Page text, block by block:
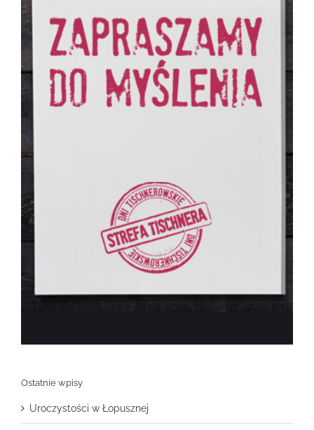
Ostatnie wpisy
Uroczystości w Łopusznej